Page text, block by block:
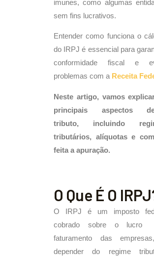
imunes, como algumas
sem fins lucrativos.
Entender como funciona o
do IRPJ é essencial para
conformidade fiscal e
problemas com a Receita
Neste artigo, vamos
principais aspectos
tributo, incluindo
tributários, alíquotas e
feita a apuração.
O Que É O
O IRPJ é um imposto
cobrado sobre o
faturamento das
depender do regime